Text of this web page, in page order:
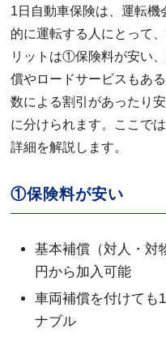
1日自動車保険は、運転
的に運転する人にとって
リットは①保険料が安い
償やロードサービスもあ
数による割引があったり
に分けられます。ここで
詳細を解説します。
①保険料が安い
基本補償（対人・対
円から加入可能
車両補償を付けても
ナブル